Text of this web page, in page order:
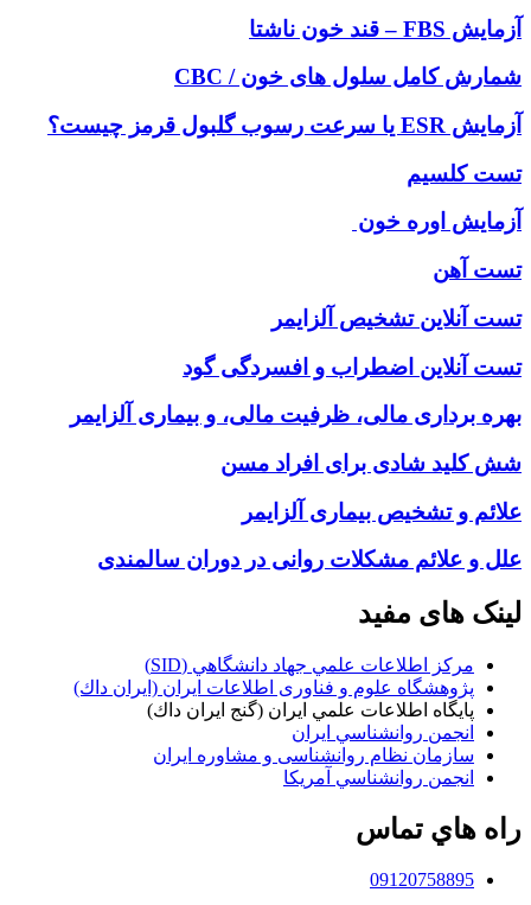
آزمایش FBS – قند خون ناشتا
شمارش کامل سلول های خون / CBC
آزمایش ESR یا سرعت رسوب گلبول قرمز چیست؟
تست کلسیم
آزمایش اوره خون
تست آهن
تست آنلاين تشخيص آلزايمر
تست آنلاین اضطراب و افسردگی گود
بهره برداری مالی، ظرفیت مالی، و بیماری آلزایمر
شش کلید شادی برای افراد مسن
علائم و تشخیص بیماری آلزایمر
علل و علائم مشکلات روانی در دوران سالمندی
لینک های مفید
مركز اطلاعات علمي جهاد دانشگاهي (SID)
پژوهشگاه علوم و فناوری اطلاعات ایران (ايران داك)
پايگاه اطلاعات علمي ايران (گنج ايران داك)
انجمن روانشناسي ايران
سازمان نظام روانشناسی و مشاوره ايران
انجمن روانشناسي آمريكا
راه هاي تماس
09120758895